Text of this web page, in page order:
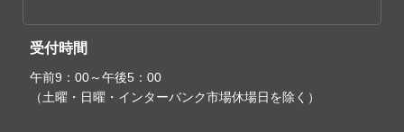
受付時間
午前9：00～午後5：00
（土曜・日曜・インターバンク市場休場日を除く）